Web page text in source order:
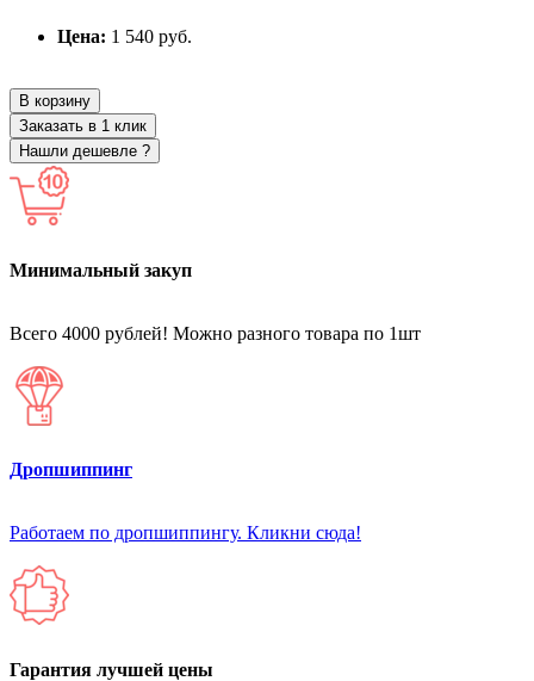
Цена: 1 540 руб.
В корзину
Заказать в 1 клик
Нашли дешевле ?
Минимальный закуп
Всего 4000 рублей! Можно разного товара по 1шт
Дропшиппинг
Работаем по дропшиппингу. Кликни сюда!
Гарантия лучшей цены